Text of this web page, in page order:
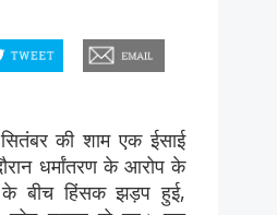
की शाम एक ईसाई
धर्मांतरण के आरोप के
के बीच हिंसक झड़प हुई,